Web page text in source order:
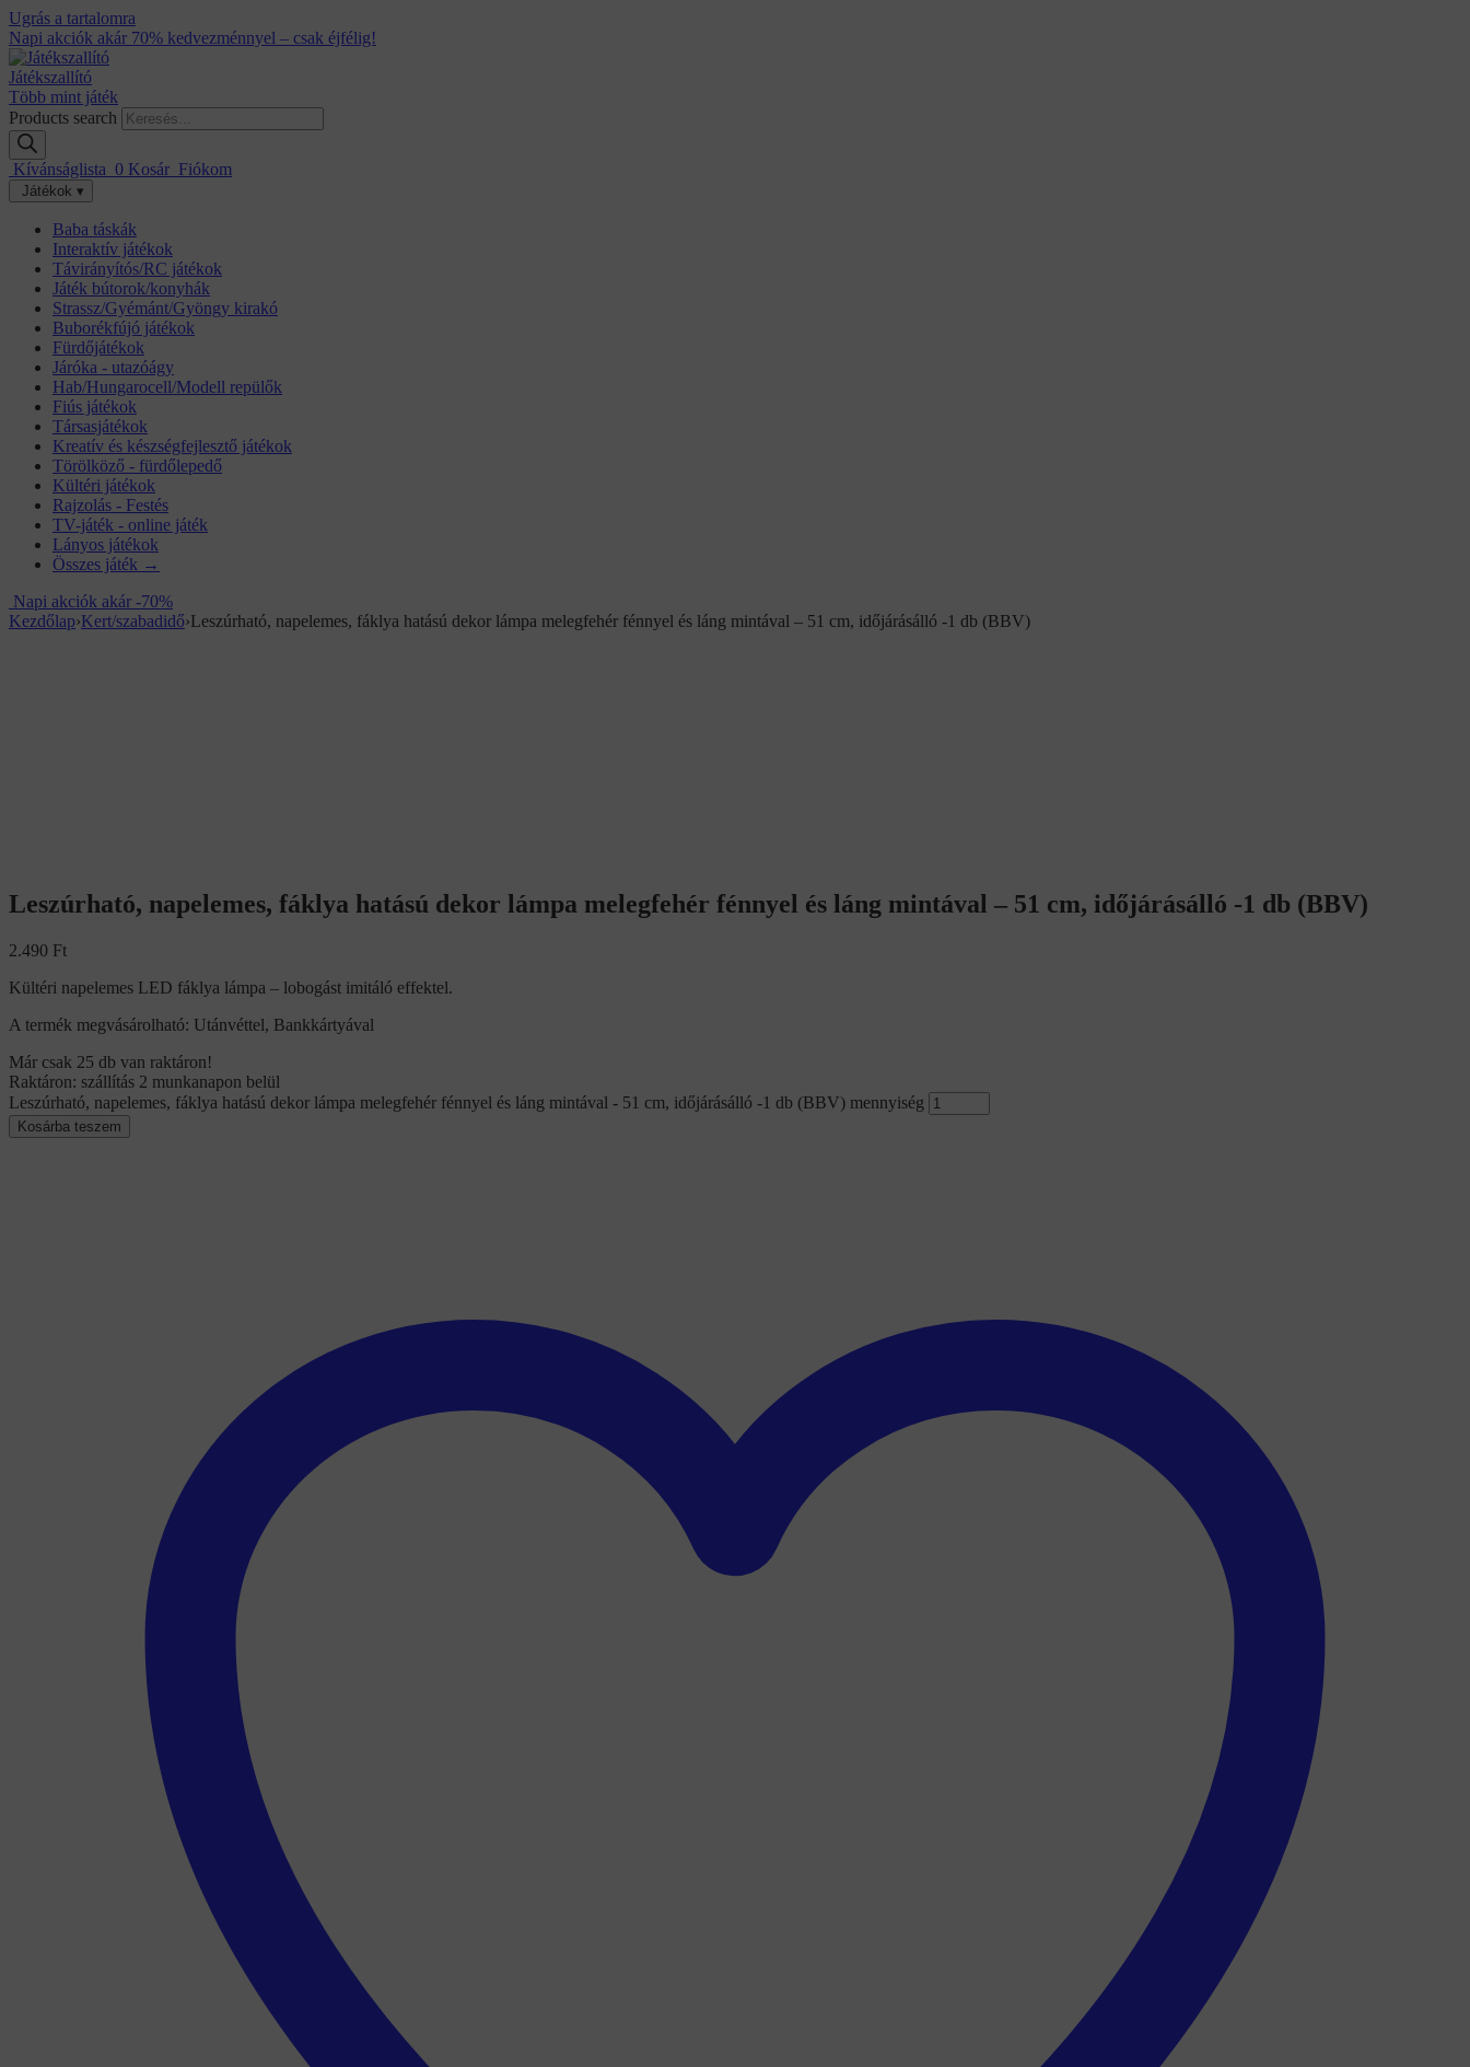
Ugrás a tartalomra
Napi akciók akár 70% kedvezménnyel – csak éjfélig!
Játékszallító
Több mint játék
Products search
Kívánságlista 0 Kosár Fiókom
Játékok ▾
Baba táskák
Interaktív játékok
Távirányítós/RC játékok
Játék bútorok/konyhák
Strassz/Gyémánt/Gyöngy kirakó
Buborékfújó játékok
Fürdőjátékok
Járóka - utazóágy
Hab/Hungarocell/Modell repülők
Fiús játékok
Társasjátékok
Kreatív és készségfejlesztő játékok
Törölköző - fürdőlepedő
Kültéri játékok
Rajzolás - Festés
TV-játék - online játék
Lányos játékok
Összes játék →
Napi akciók akár -70%
Kezdőlap›Kert/szabadidő›Leszúrható, napelemes, fáklya hatású dekor lámpa melegfehér fénnyel és láng mintával – 51 cm, időjárásálló -1 db (BBV)
Leszúrható, napelemes, fáklya hatású dekor lámpa melegfehér fénnyel és láng mintával – 51 cm, időjárásálló -1 db (BBV)
2.490 Ft
Kültéri napelemes LED fáklya lámpa – lobogást imitáló effektel.
A termék megvásárolható: Utánvéttel, Bankkártyával
Már csak 25 db van raktáron!
Raktáron: szállítás 2 munkanapon belül
Leszúrható, napelemes, fáklya hatású dekor lámpa melegfehér fénnyel és láng mintával - 51 cm, időjárásálló -1 db (BBV) mennyiség
Kosárba teszem